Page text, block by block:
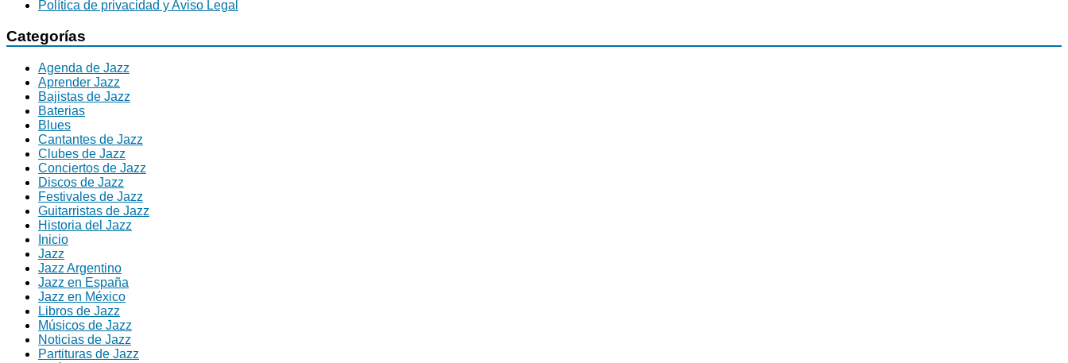
Política de privacidad y Aviso Legal
Categorías
Agenda de Jazz
Aprender Jazz
Bajistas de Jazz
Baterias
Blues
Cantantes de Jazz
Clubes de Jazz
Conciertos de Jazz
Discos de Jazz
Festivales de Jazz
Guitarristas de Jazz
Historia del Jazz
Inicio
Jazz
Jazz Argentino
Jazz en España
Jazz en México
Libros de Jazz
Músicos de Jazz
Noticias de Jazz
Partituras de Jazz